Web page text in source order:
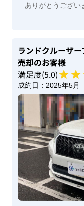
ありがとうござい
ランドクルーザー
売却のお客様
満足度(5.0)
成約日： 2025年5月